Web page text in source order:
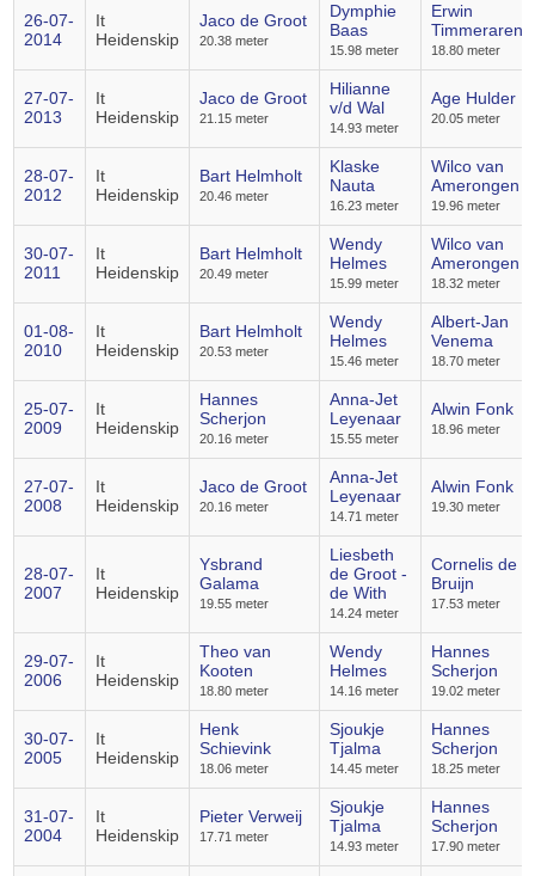
26-07-
2014
It
Heidenskip
Jaco de Groot
20.38 meter
Dymphie
Baas
15.98 meter
Erwin
18.80 meter
27-07-
2013
It
Heidenskip
Jaco de Groot
21.15 meter
Hilianne
v/d Wal
14.93 meter
Age Hulder
20.05 meter
28-07-
2012
It
Heidenskip
Bart Helmholt
20.46 meter
Klaske
Nauta
16.23 meter
Wilco van
Amerongen
19.96 meter
30-07-
2011
It
Heidenskip
Bart Helmholt
20.49 meter
Wendy
Helmes
15.99 meter
Wilco van
Amerongen
18.32 meter
01-08-
2010
It
Heidenskip
Bart Helmholt
20.53 meter
Wendy
Helmes
15.46 meter
Albert-Jan
Venema
18.70 meter
25-07-
2009
It
Heidenskip
Hannes
Scherjon
20.16 meter
Anna-Jet
Leyenaar
15.55 meter
Alwin Fonk
18.96 meter
27-07-
2008
It
Heidenskip
Jaco de Groot
20.16 meter
Anna-Jet
Leyenaar
14.71 meter
Alwin Fonk
19.30 meter
28-07-
2007
It
Heidenskip
Ysbrand
Galama
19.55 meter
Liesbeth
de Groot -
de With
14.24 meter
Cornelis de
Bruijn
17.53 meter
29-07-
2006
It
Heidenskip
Theo van
Kooten
18.80 meter
Wendy
Helmes
14.16 meter
Hannes
Scherjon
19.02 meter
30-07-
2005
It
Heidenskip
Henk
Schievink
18.06 meter
Sjoukje
Tjalma
14.45 meter
Hannes
Scherjon
18.25 meter
31-07-
2004
It
Heidenskip
Pieter Verweij
17.71 meter
Sjoukje
Tjalma
14.93 meter
Hannes
Scherjon
17.90 meter